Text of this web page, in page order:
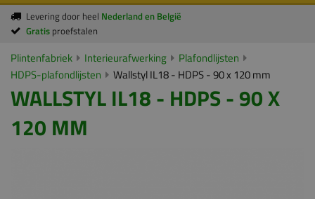
Levering door heel Nederland en België
Gratis proefstalen
Plintenfabriek Interieurafwerking
Plafondlijsten
HDPS-plafondlijsten
Wallstyl IL18 - HDPS - 90 x 120 mm
WALLSTYL IL18 - HDPS - 90 X
120 MM